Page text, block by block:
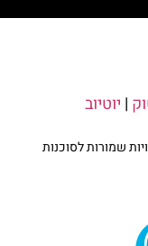
| יוטיוב
שמורות לסוכנות